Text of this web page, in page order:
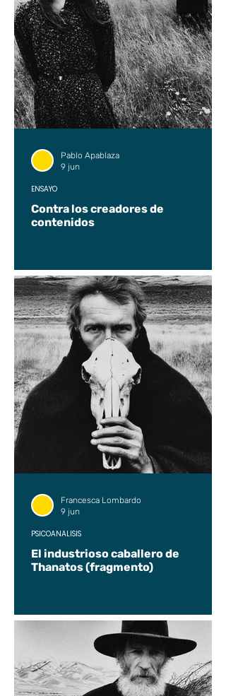
Contra los creadores de
contenidos
ENSAYO
Pablo Apablaza
9 jun
El industrioso caballero de
Thanatos (fragmento)
PSICOANÁLISIS
Francesca Lombardo
9 jun